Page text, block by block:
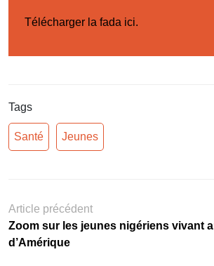
Télécharger la fada ici.
Tags
Santé Jeunes
Article précédent
Zoom sur les jeunes nigériens vivant
d’Amérique